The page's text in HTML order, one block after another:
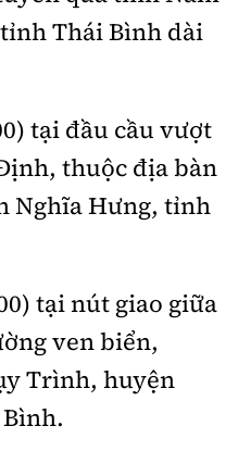
Nga
Tùng,
hành:
thức nếu không có sự
Thái Bình dài
tại đầu cầu vượt
thuộc địa bàn
Nghĩa Hưng, tỉnh
tại nút giao giữa
ven biển,
Trình, huyện